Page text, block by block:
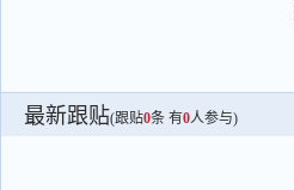
最新跟贴(跟贴0条 有0人参与)